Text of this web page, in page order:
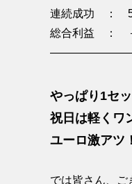
連続成功 ：
総合利益 ：
やっぱり1セッ
祝日は軽くワ
ユーロ激アツ！
では皆さん、ご